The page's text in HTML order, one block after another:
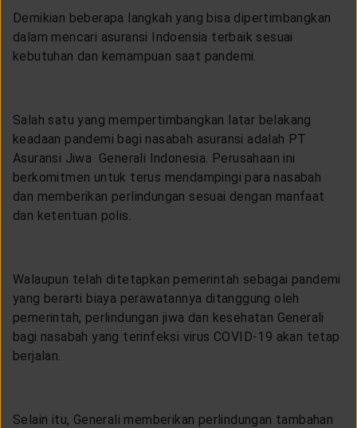
Demikian beberapa langkah yang bisa dipertimbangkan
dalam mencari asuransi Indoensia terbaik sesuai
kebutuhan dan kemampuan saat pandemi.
Salah satu yang mempertimbangkan latar belakang
keadaan pandemi bagi nasabah asuransi adalah PT
Asuransi Jiwa Generali Indonesia. Perusahaan ini
berkomitmen untuk terus mendampingi para nasabah
dan memberikan perlindungan sesuai dengan manfaat
dan ketentuan polis.
Walaupun telah ditetapkan pemerintah sebagai pandemi
yang berarti biaya perawatannya ditanggung oleh
pemerintah, perlindungan jiwa dan kesehatan Generali
bagi nasabah yang terinfeksi virus COVID-19 akan tetap
berjalan.
Selain itu, Generali memberikan perlindungan tambahan